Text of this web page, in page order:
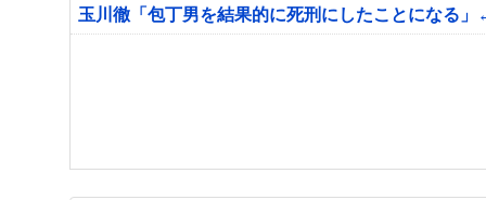
玉川徹「包丁男を結果的に死刑にしたことになる